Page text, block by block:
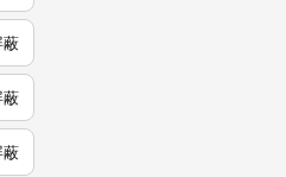
蔽
蔽
蔽